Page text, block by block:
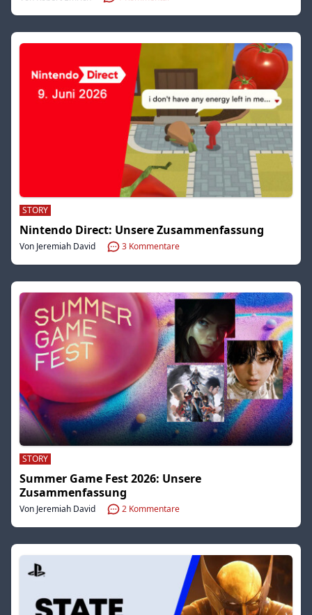
STORY
Nintendo Direct: Unsere Zusammenfassung
Von Jeremiah David 3 Kommentare
STORY
Summer Game Fest 2026: Unsere
Zusammenfassung
Von Jeremiah David 2 Kommentare